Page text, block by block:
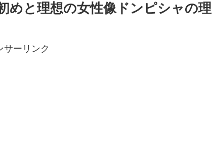
めと理想の女性像ドンピシャの理
サーリンク